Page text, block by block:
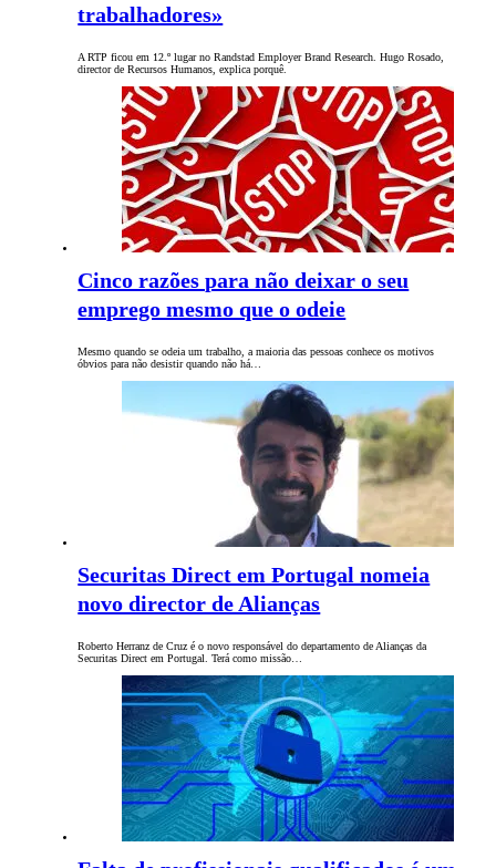
trabalhadores»
A RTP ficou em 12.º lugar no Randstad Employer Brand Research. Hugo Rosado,
director de Recursos Humanos, explica porquê.
Cinco razões para não deixar o seu
emprego mesmo que o odeie
Mesmo quando se odeia um trabalho, a maioria das pessoas conhece os motivos
óbvios para não desistir quando não há…
Securitas Direct em Portugal nomeia
novo director de Alianças
Roberto Herranz de Cruz é o novo responsável do departamento de Alianças da
Securitas Direct em Portugal. Terá como missão…